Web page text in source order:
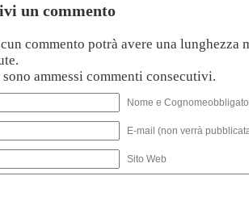
un commento
commento potrà avere una lunghezza
ammessi commenti consecutivi.
Nome e
E-mail (non verrà
Sito Web